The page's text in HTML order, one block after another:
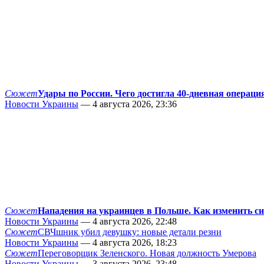
СюжетУдары по России. Чего достигла 40-дневная
Новости Украины — 4 августа 2026, 23:36
СюжетНападения на украинцев в Польше. Как изменить
Новости Украины — 4 августа 2026, 22:48
СюжетСВЧшник убил девушку: новые детали резни
Новости Украины — 4 августа 2026, 18:23
СюжетПереговорщик Зеленского. Новая должность Умерова